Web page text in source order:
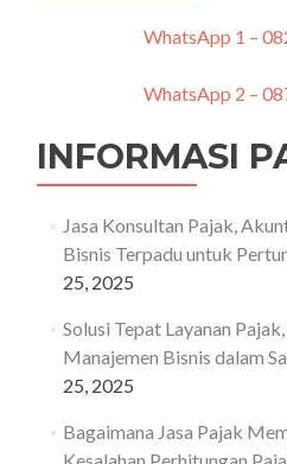
WhatsApp 1 –
WhatsApp 2 –
INFORMASI
Jasa Konsultan Pajak,
Bisnis Terpadu untuk
25, 2025
Solusi Tepat Layanan
Manajemen Bisnis dalam
25, 2025
Bagaimana Jasa Pajak